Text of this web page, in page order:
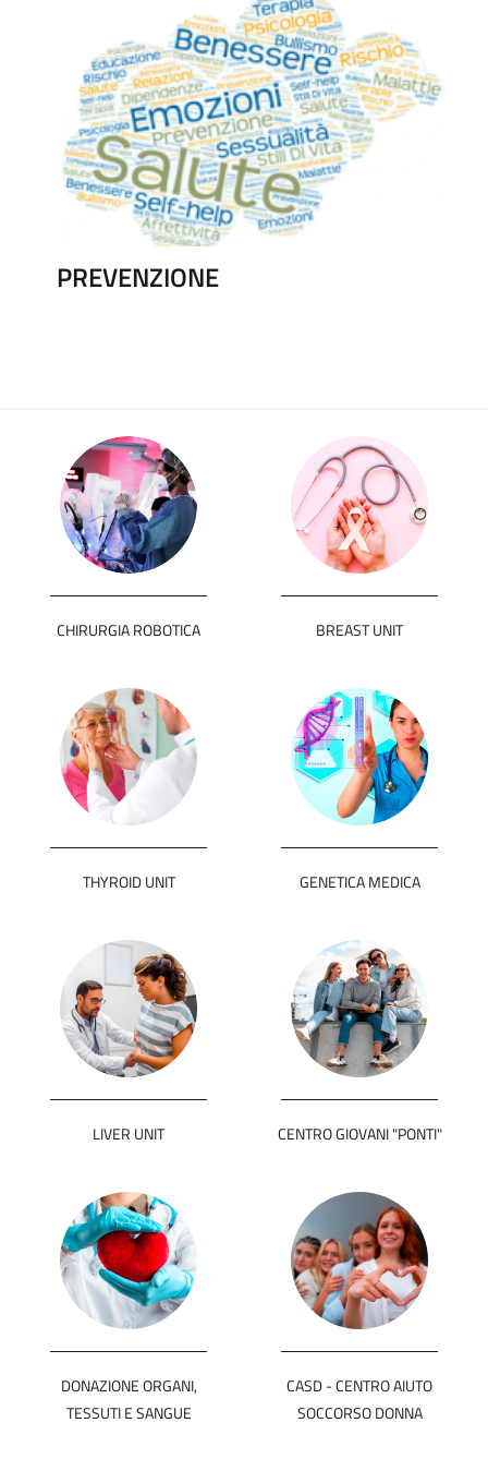
PREVENZIONE
CHIRURGIA ROBOTICA BREAST UNIT
THYROID UNIT GENETICA MEDICA
LIVER UNIT CENTRO GIOVANI "PONTI"
DONAZIONE ORGANI,
TESSUTI E SANGUE
CASD - CENTRO AIUTO
SOCCORSO DONNA